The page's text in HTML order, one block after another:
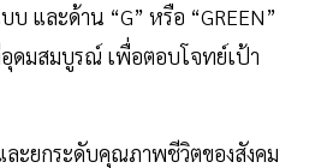
และด้าน “G” หรือ “GREEN”
อุดมสมบูรณ์ เพื่อตอบโจทย์เป้า
ละยกระดับคุณภาพชีวิตของสังคม